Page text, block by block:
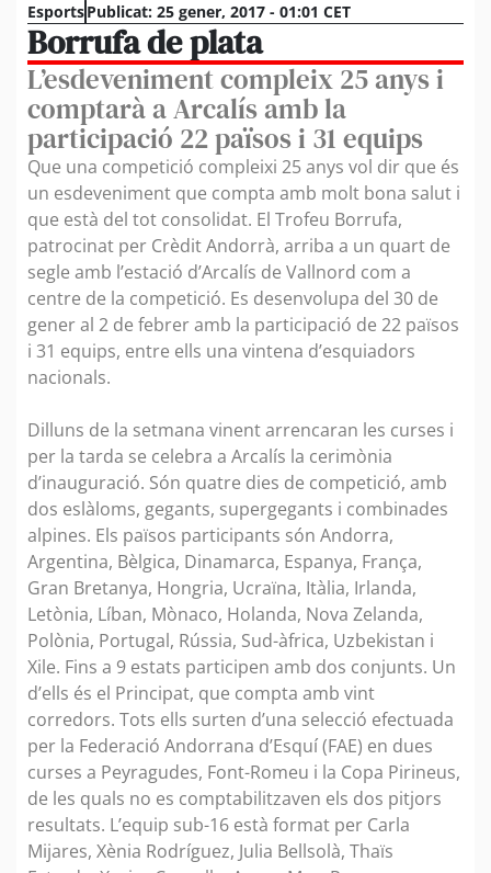
EsportsPublicat: 25 gener, 2017 - 01:01 CET
Borrufa de plata
L’esdeveniment compleix 25 anys i
comptarà a Arcalís amb la
participació 22 països i 31 equips
Que una competició compleixi 25 anys vol dir que és
un esdeveniment que compta amb molt bona salut i
que està del tot consolidat. El Trofeu Borrufa,
patrocinat per Crèdit Andorrà, arriba a un quart de
segle amb l’estació d’Arcalís de Vallnord com a
centre de la competició. Es desenvolupa del 30 de
gener al 2 de febrer amb la participació de 22 països
i 31 equips, entre ells una vintena d’esquiadors
nacionals.
Dilluns de la setmana vinent arrencaran les curses i
per la tarda se celebra a Arcalís la cerimònia
d’inauguració. Són quatre dies de competició, amb
dos eslàloms, gegants, supergegants i combinades
alpines. Els països participants són Andorra,
Argentina, Bèlgica, Dinamarca, Espanya, França,
Gran Bretanya, Hongria, Ucraïna, Itàlia, Irlanda,
Letònia, Líban, Mònaco, Holanda, Nova Zelanda,
Polònia, Portugal, Rússia, Sud-àfrica, Uzbekistan i
Xile. Fins a 9 estats participen amb dos conjunts. Un
d’ells és el Principat, que compta amb vint
corredors. Tots ells surten d’una selecció efectuada
per la Federació Andorrana d’Esquí (FAE) en dues
curses a Peyragudes, Font-Romeu i la Copa Pirineus,
de les quals no es comptabilitzaven els dos pitjors
resultats. L’equip sub-16 està format per Carla
Mijares, Xènia Rodríguez, Julia Bellsolà, Thaïs